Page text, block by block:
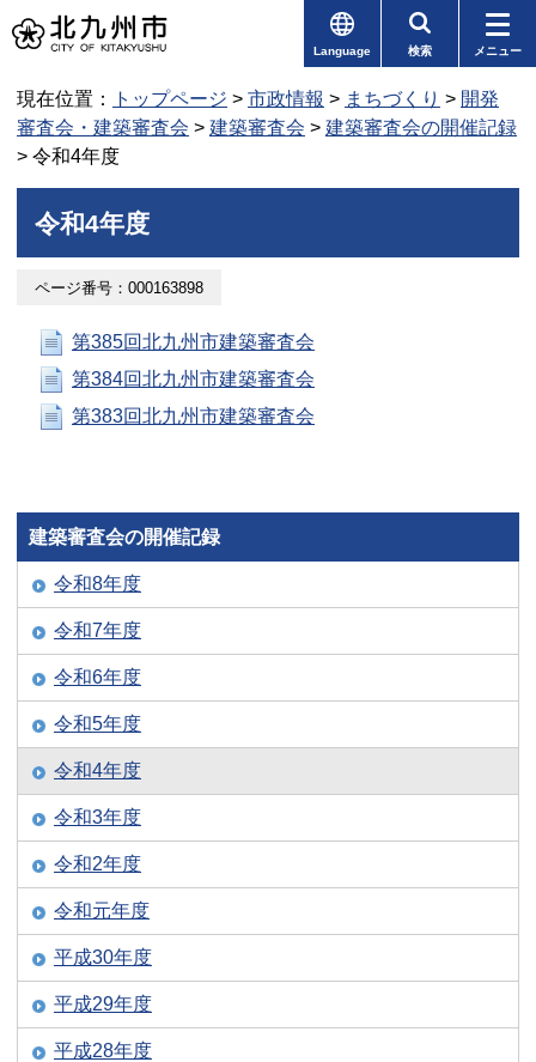
Language 検索 メニュー
現在位置： トップページ > 市政情報 > まちづくり > 開発
審査会・建築審査会 > 建築審査会 > 建築審査会の開催記録
> 令和4年度
令和4年度
ページ番号：000163898
第385回北九州市建築審査会
第384回北九州市建築審査会
第383回北九州市建築審査会
建築審査会の開催記録
令和8年度
令和7年度
令和6年度
令和5年度
令和4年度
令和3年度
令和2年度
令和元年度
平成30年度
平成29年度
平成28年度